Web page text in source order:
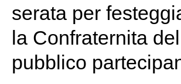
serata per
la Confraternita
pubblico